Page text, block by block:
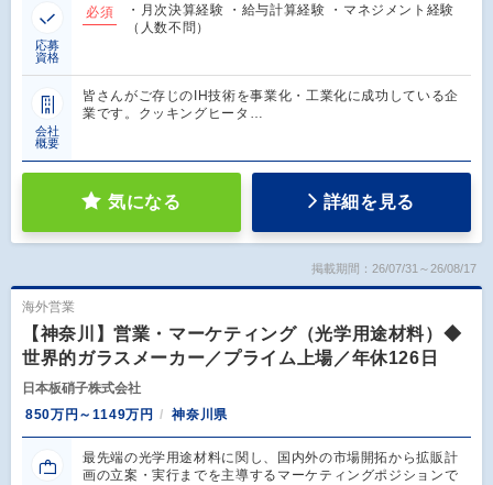
応募
資格
必須
・月次決算経験 ・給与計算経験 ・マネジメント経験
（人数不問）
会社
概要
皆さんがご存じのIH技術を事業化・工業化に成功している企
業です。クッキングヒータ…
気になる 詳細を見る
掲載期間：26/07/31～26/08/17
海外営業
【神奈川】営業・マーケティング（光学用途材料）◆
世界的ガラスメーカー／プライム上場／年休126日
日本板硝子株式会社
850万円～1149万円
神奈川県
最先端の光学用途材料に関し、国内外の市場開拓から拡販計
画の立案・実行までを主導するマーケティングポジションで